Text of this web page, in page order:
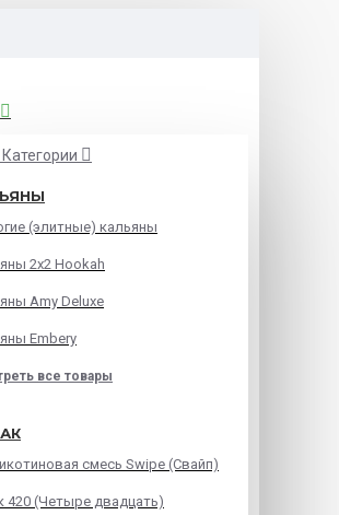
Категории
(элитные) кальяны
2х2 Hookah
Amy Deluxe
Embery
все товары
смесь Swipe (Свайп)
420 (Четыре двадцать)